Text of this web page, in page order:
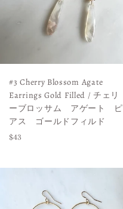
#3 Cherry Blossom Agate
Earrings Gold Filled / チェリ
ーブロッサム アゲート ピ
アス ゴールドフィルド
Regular
$43